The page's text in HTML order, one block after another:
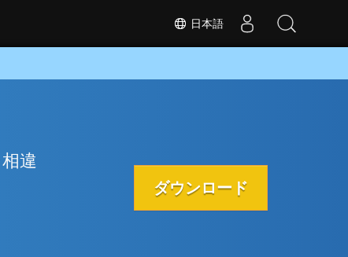
日本語
違
ダウンロード